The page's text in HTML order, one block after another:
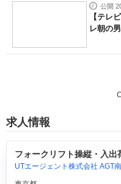
公開
【テレ
レ朝の
求人情報
フォークリフト操縦・入出
UTエージェント株式会社 AGT